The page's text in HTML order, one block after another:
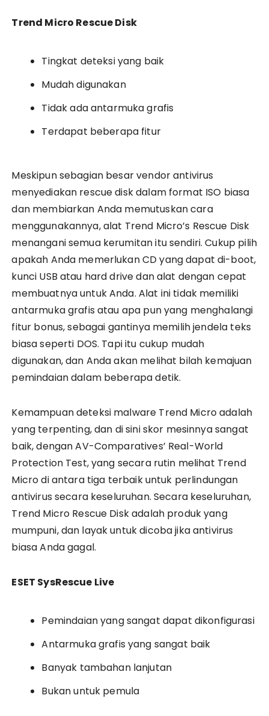
Trend Micro Rescue Disk
Tingkat deteksi yang baik
Mudah digunakan
Tidak ada antarmuka grafis
Terdapat beberapa fitur
Meskipun sebagian besar vendor antivirus
menyediakan rescue disk dalam format ISO biasa
dan membiarkan Anda memutuskan cara
menggunakannya, alat Trend Micro’s Rescue Disk
menangani semua kerumitan itu sendiri. Cukup pilih
apakah Anda memerlukan CD yang dapat di-boot,
kunci USB atau hard drive dan alat dengan cepat
membuatnya untuk Anda. Alat ini tidak memiliki
antarmuka grafis atau apa pun yang menghalangi
fitur bonus, sebagai gantinya memilih jendela teks
biasa seperti DOS. Tapi itu cukup mudah
digunakan, dan Anda akan melihat bilah kemajuan
pemindaian dalam beberapa detik.
Kemampuan deteksi malware Trend Micro adalah
yang terpenting, dan di sini skor mesinnya sangat
baik, dengan AV-Comparatives’ Real-World
Protection Test, yang secara rutin melihat Trend
Micro di antara tiga terbaik untuk perlindungan
antivirus secara keseluruhan. Secara keseluruhan,
Trend Micro Rescue Disk adalah produk yang
mumpuni, dan layak untuk dicoba jika antivirus
biasa Anda gagal.
ESET SysRescue Live
Pemindaian yang sangat dapat dikonfigurasi
Antarmuka grafis yang sangat baik
Banyak tambahan lanjutan
Bukan untuk pemula